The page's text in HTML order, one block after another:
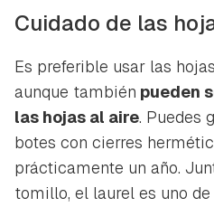
Cuidado de las
Es preferible usar las
aunque también pueden
las hojas al aire. Puedes
botes con cierres
prácticamente un año.
tomillo, el laurel es uno